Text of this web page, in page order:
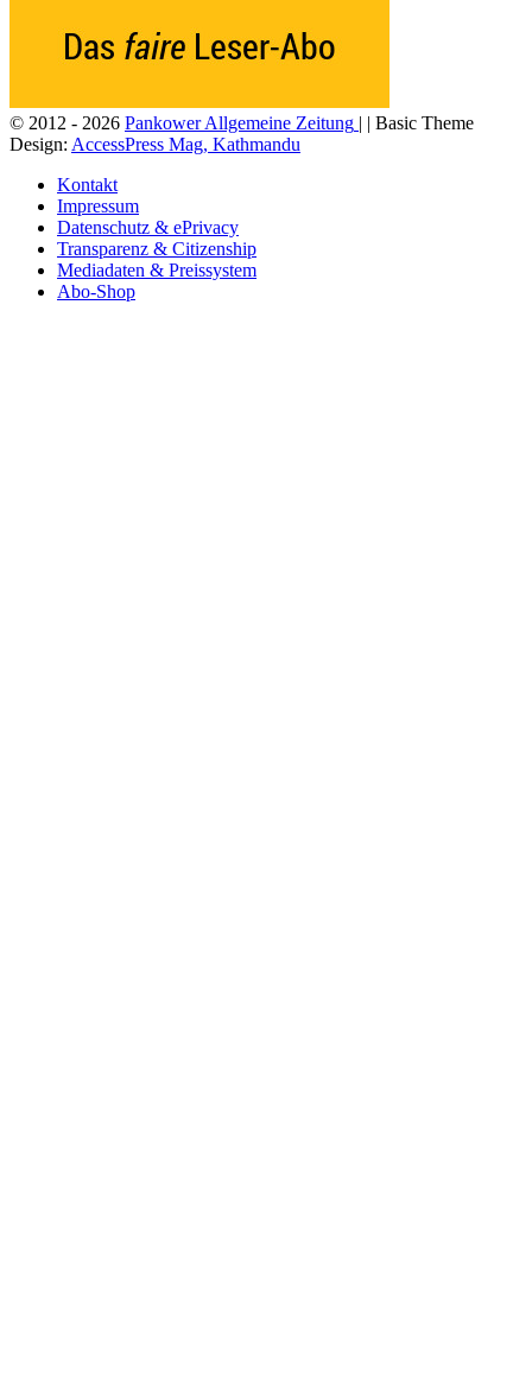
© 2012 - 2026 Pankower Allgemeine Zeitung | | Basic Theme
Design: AccessPress Mag, Kathmandu
Kontakt
Impressum
Datenschutz & ePrivacy
Transparenz & Citizenship
Mediadaten & Preissystem
Abo-Shop